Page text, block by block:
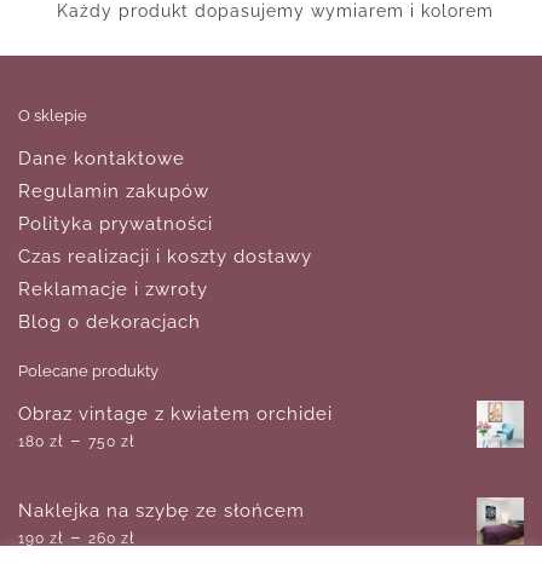
Każdy produkt dopasujemy wymiarem i kolorem
O sklepie
Dane kontaktowe
Regulamin zakupów
Polityka prywatności
Czas realizacji i koszty dostawy
Reklamacje i zwroty
Blog o dekoracjach
Polecane produkty
Obraz vintage z kwiatem orchidei
180 zł – 750 zł
Naklejka na szybę ze słońcem
190 zł – 260 zł